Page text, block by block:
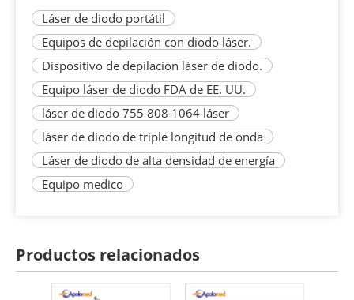
Láser de diodo portátil
Equipos de depilación con diodo láser.
Dispositivo de depilación láser de diodo.
Equipo láser de diodo FDA de EE. UU.
láser de diodo 755 808 1064 láser
láser de diodo de triple longitud de onda
Láser de diodo de alta densidad de energía
Equipo medico
Productos relacionados